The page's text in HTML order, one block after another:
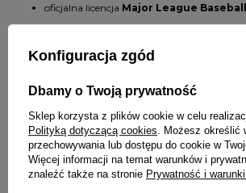
oficjalna licencja Major League Baseball
Czapka została wykonana z przewiewnego
przed słońcem podczas spacerów, wyjazdów,
komponuje się z dziecięcą odzieżą sportową oraz
Sportowy styl inspirowany MLB
New York Yankees Kids Clean Up
Konfiguracja zgód
Dbamy o Twoją prywatność
Sklep korzysta z plików cookie w celu
Polityką dotyczącą cookies. Możesz określić
przechowywania lub dostępu do cookie w
Więcej informacji na temat warunków i
znaleźć także na stronie Prywatność i